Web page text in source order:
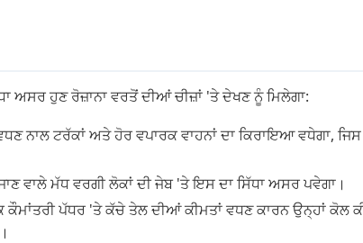
ਅਸਰ ਹੁਣ ਰੋਜ਼ਾਨਾ ਵਰਤੋਂ ਦੀਆਂ ਚੀਜ਼ਾਂ 'ਤੇ ਦੇਖਣ ਨੂੰ ਮਿਲੇਗਾ:
ਨਾਲ ਟਰੱਕਾਂ ਅਤੇ ਹੋਰ ਵਪਾਰਕ ਵਾਹਨਾਂ ਦਾ ਕਿਰਾਇਆ ਵਧੇਗਾ,
ਵਾਲੇ ਮੱਧ ਵਰਗੀ ਲੋਕਾਂ ਦੀ ਜੇਬ 'ਤੇ ਇਸ ਦਾ ਸਿੱਧਾ ਅਸਰ ਪਵੇਗਾ।
ਕੌਮਾਂਤਰੀ ਪੱਧਰ 'ਤੇ ਕੱਚੇ ਤੇਲ ਦੀਆਂ ਕੀਮਤਾਂ ਵਧਣ ਕਾਰਨ ਉਨ੍ਹਾਂ ਕੋਲ